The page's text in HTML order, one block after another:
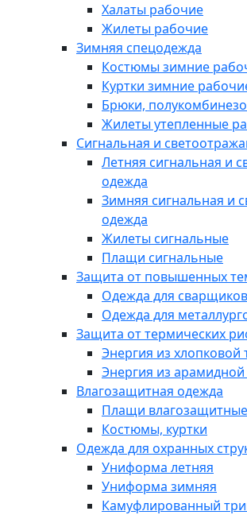
Халаты рабочие
Жилеты рабочие
Зимняя спецодежда
Костюмы зимние
Куртки зимние
Брюки,
Жилеты утепленные
Сигнальная и
Летняя сигнальная и
одежда
Зимняя сигнальная и
одежда
Жилеты сигнальные
Плащи сигнальные
Защита от повышенных
Одежда для сварщиков
Одежда для
Защита от термических
Энергия из хлопковой
Энергия из арамидной
Влагозащитная одежда
Плащи влагозащитные
Костюмы, куртки
Одежда для охранных
Униформа летняя
Униформа зимняя
Камуфлированный